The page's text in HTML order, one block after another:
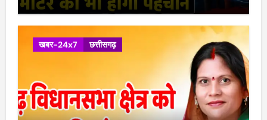
खबर-24x7 छत्तीसगढ़